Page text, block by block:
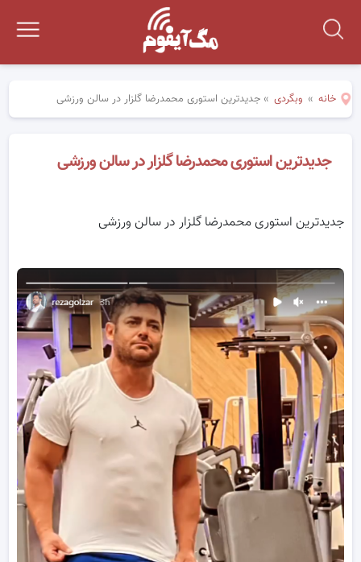
خانه » وبگردی »جدیدترین استوری محمدرضا گلزار در سالن ورزشی
جدیدترین استوری محمدرضا گلزار در سالن ورزشی
جدیدترین استوری محمدرضا گلزار در سالن ورزشی